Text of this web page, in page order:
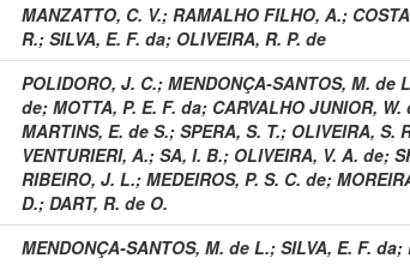
MANZATTO, C. V.; RAMALHO FILHO, A.;
R.; SILVA, E. F. da; OLIVEIRA, R. P. de
POLIDORO, J. C.; MENDONÇA-SANTOS, M. de
de; MOTTA, P. E. F. da; CARVALHO JUNIOR, W.
MARTINS, E. de S.; SPERA, S. T.; OLIVEIRA, S.
VENTURIERI, A.; SA, I. B.; OLIVEIRA, V. A. de;
RIBEIRO, J. L.; MEDEIROS, P. S. C. de;
D.; DART, R. de O.
MENDONÇA-SANTOS, M. de L.; SILVA, E. F. da;